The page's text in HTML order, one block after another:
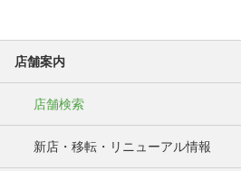
店舗案内
店舗検索
新店・移転・リニューアル情報